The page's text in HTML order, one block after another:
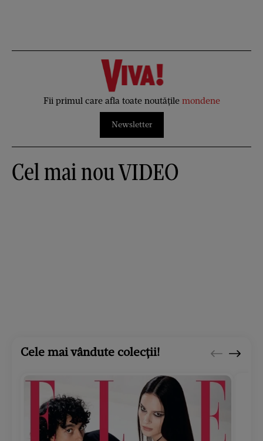
Fii primul care afla toate noutățile mondene
Newsletter
Cel mai nou VIDEO
Cele mai vândute colecții!